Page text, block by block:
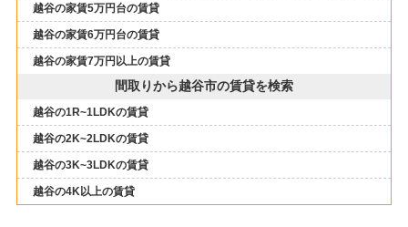
越谷の家賃5万円台の賃貸
越谷の家賃6万円台の賃貸
越谷の家賃7万円以上の賃貸
間取りから越谷市の賃貸を検索
越谷の1R~1LDKの賃貸
越谷の2K~2LDKの賃貸
越谷の3K~3LDKの賃貸
越谷の4K以上の賃貸